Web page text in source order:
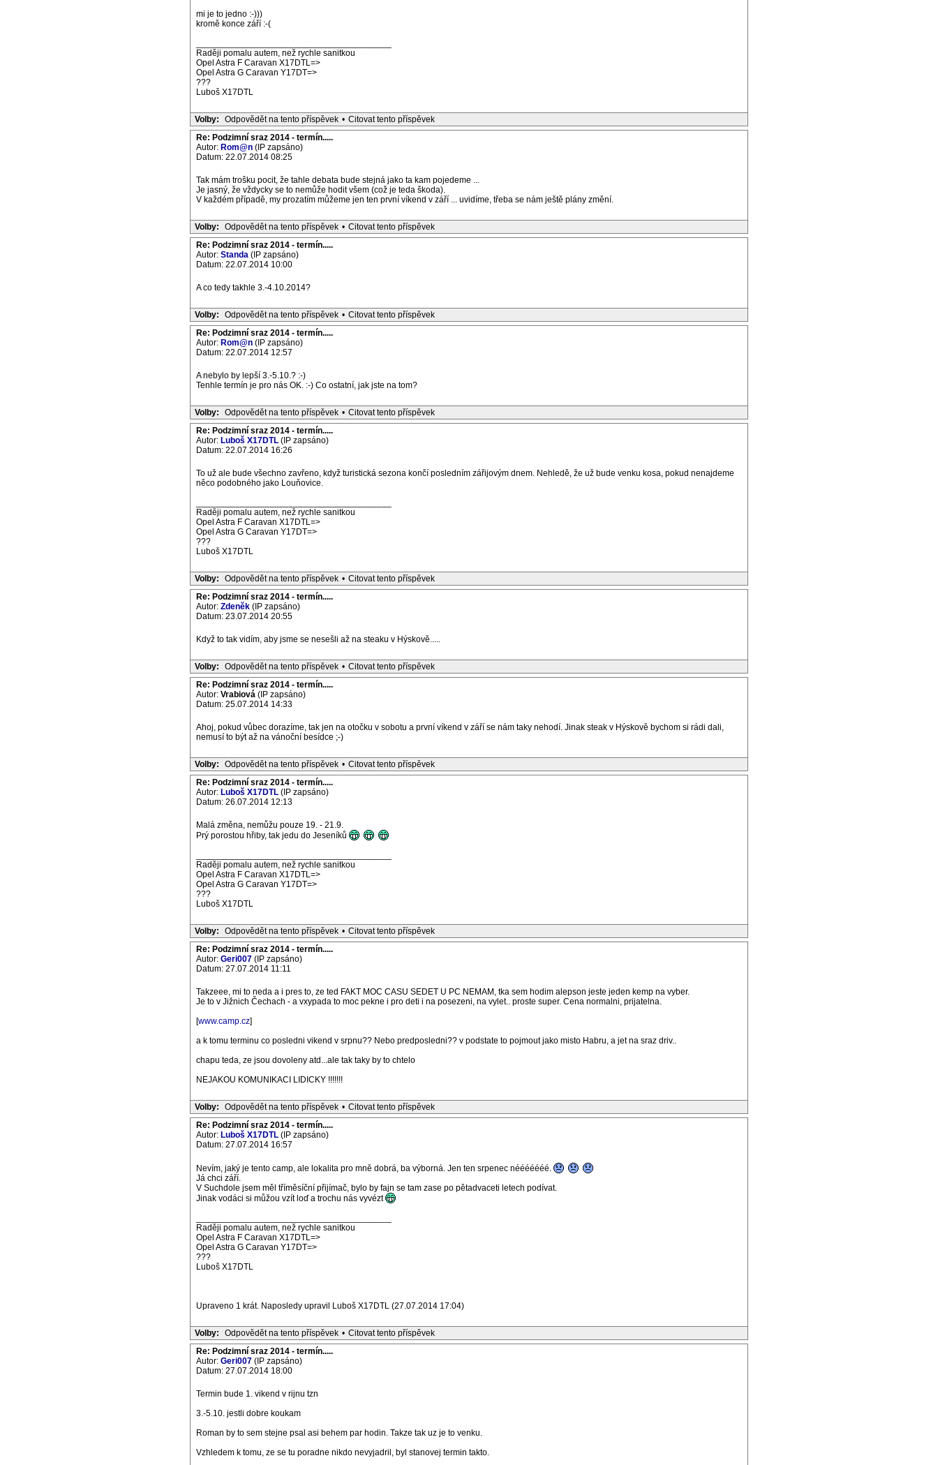
mi je to jedno :-)))
kromě konce září :-(
Raději pomalu autem, než rychle sanitkou
Opel Astra F Caravan X17DTL=>
Opel Astra G Caravan Y17DT=>
???
Luboš X17DTL
Volby: Odpovědět na tento příspěvek • Citovat tento příspěvek
Re: Podzimní sraz 2014 - termín.....
Autor: Rom@n (IP zapsáno)
Datum: 22.07.2014 08:25
Tak mám trošku pocit, že tahle debata bude stejná jako ta kam pojedeme ...
Je jasný, že vždycky se to nemůže hodit všem (což je teda škoda).
V každém případě, my prozatím můžeme jen ten první víkend v září ... uvidíme, třeba se nám ještě plány změní.
Volby: Odpovědět na tento příspěvek • Citovat tento příspěvek
Re: Podzimní sraz 2014 - termín.....
Autor: Standa (IP zapsáno)
Datum: 22.07.2014 10:00
A co tedy takhle 3.-4.10.2014?
Volby: Odpovědět na tento příspěvek • Citovat tento příspěvek
Re: Podzimní sraz 2014 - termín.....
Autor: Rom@n (IP zapsáno)
Datum: 22.07.2014 12:57
A nebylo by lepší 3.-5.10.? :-)
Tenhle termín je pro nás OK. :-) Co ostatní, jak jste na tom?
Volby: Odpovědět na tento příspěvek • Citovat tento příspěvek
Re: Podzimní sraz 2014 - termín.....
Autor: Luboš X17DTL (IP zapsáno)
Datum: 22.07.2014 16:26
To už ale bude všechno zavřeno, když turistická sezona končí posledním zářijovým dnem. Nehledě, že už bude venku kosa, pokud nenajdeme
něco podobného jako Louňovice.
Raději pomalu autem, než rychle sanitkou
Opel Astra F Caravan X17DTL=>
Opel Astra G Caravan Y17DT=>
???
Luboš X17DTL
Volby: Odpovědět na tento příspěvek • Citovat tento příspěvek
Re: Podzimní sraz 2014 - termín.....
Autor: Zdeněk (IP zapsáno)
Datum: 23.07.2014 20:55
Když to tak vidím, aby jsme se nesešli až na steaku v Hýskově.....
Volby: Odpovědět na tento příspěvek • Citovat tento příspěvek
Re: Podzimní sraz 2014 - termín.....
Autor: Vrabiová (IP zapsáno)
Datum: 25.07.2014 14:33
Ahoj, pokud vůbec dorazíme, tak jen na otočku v sobotu a první víkend v září se nám taky nehodí. Jinak steak v Hýskově bychom si rádi dali,
nemusí to být až na vánoční besídce ;-)
Volby: Odpovědět na tento příspěvek • Citovat tento příspěvek
Re: Podzimní sraz 2014 - termín.....
Autor: Luboš X17DTL (IP zapsáno)
Datum: 26.07.2014 12:13
Malá změna, nemůžu pouze 19. - 21.9.
Prý porostou hřiby, tak jedu do Jeseníků
Raději pomalu autem, než rychle sanitkou
Opel Astra F Caravan X17DTL=>
Opel Astra G Caravan Y17DT=>
???
Luboš X17DTL
Volby: Odpovědět na tento příspěvek • Citovat tento příspěvek
Re: Podzimní sraz 2014 - termín.....
Autor: Geri007 (IP zapsáno)
Datum: 27.07.2014 11:11
Takzeee, mi to neda a i pres to, ze ted FAKT MOC CASU SEDET U PC NEMAM, tka sem hodim alepson jeste jeden kemp na vyber.
Je to v Jižnich Čechach - a vxypada to moc pekne i pro deti i na posezeni, na vylet.. proste super. Cena normalni, prijatelna.
[www.camp.cz]
a k tomu terminu co posledni vikend v srpnu?? Nebo predposledni?? v podstate to pojmout jako misto Habru, a jet na sraz driv..
chapu teda, ze jsou dovoleny atd...ale tak taky by to chtelo
NEJAKOU KOMUNIKACI LIDICKY !!!!!!!
Volby: Odpovědět na tento příspěvek • Citovat tento příspěvek
Re: Podzimní sraz 2014 - termín.....
Autor: Luboš X17DTL (IP zapsáno)
Datum: 27.07.2014 16:57
Nevím, jaký je tento camp, ale lokalita pro mně dobrá, ba výborná. Jen ten srpenec nééééééé.
Já chci září.
V Suchdole jsem měl tříměsíční přijímač, bylo by fajn se tam zase po pětadvaceti letech podívat.
Jinak vodáci si můžou vzít loď a trochu nás vyvézt
Raději pomalu autem, než rychle sanitkou
Opel Astra F Caravan X17DTL=>
Opel Astra G Caravan Y17DT=>
???
Luboš X17DTL
Upraveno 1 krát. Naposledy upravil Luboš X17DTL (27.07.2014 17:04)
Volby: Odpovědět na tento příspěvek • Citovat tento příspěvek
Re: Podzimní sraz 2014 - termín.....
Autor: Geri007 (IP zapsáno)
Datum: 27.07.2014 18:00
Termin bude 1. vikend v rijnu tzn
3.-5.10. jestli dobre koukam
Roman by to sem stejne psal asi behem par hodin. Takze tak uz je to venku.
Vzhledem k tomu, ze se tu poradne nikdo nevyjadril, byl stanovej termin takto.